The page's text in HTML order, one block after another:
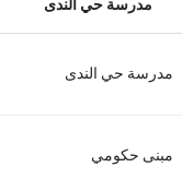
مدرسة حي الندى
مدرسة حي الندى
مبنى حكومي